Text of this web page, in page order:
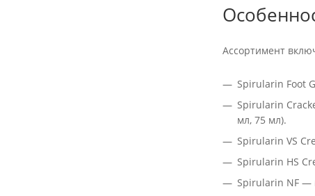
Ассортимент
Spirularin Foot
Spirularin
мл, 75 мл).
Spirularin VS
Spirularin HS
Spirularin NF —